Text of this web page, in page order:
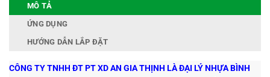
MÔ TẢ
ỨNG DỤNG
HƯỚNG DẪN LẮP ĐẶT
CÔNG TY TNHH ĐT PT XD AN GIA THỊNH LÀ ĐẠI LÝ NHỰA BÌNH